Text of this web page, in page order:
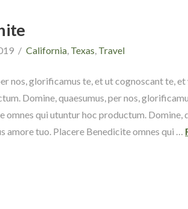
California, Texas Travel
nos, glorificamus te, et ut cognoscant te,
Domine, quaesumus, per nos,
omnes qui utuntur hoc productum. Domine,
amore tuo. Placere Benedicite omnes qui …